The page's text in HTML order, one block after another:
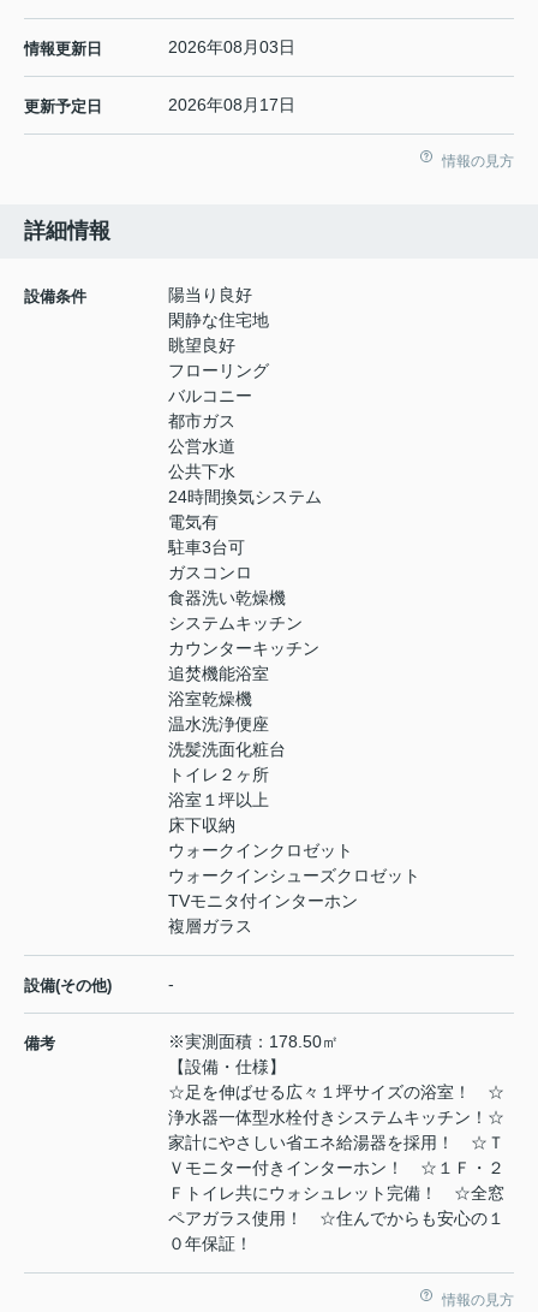
情報更新日 2026年08月03日
更新予定日 2026年08月17日
情報の見方
詳細情報
設備条件
陽当り良好
閑静な住宅地
眺望良好
フローリング
バルコニー
都市ガス
公営水道
公共下水
24時間換気システム
電気有
駐車3台可
ガスコンロ
食器洗い乾燥機
システムキッチン
カウンターキッチン
追焚機能浴室
浴室乾燥機
温水洗浄便座
洗髪洗面化粧台
トイレ２ヶ所
浴室１坪以上
床下収納
ウォークインクロゼット
ウォークインシューズクロゼット
TVモニタ付インターホン
複層ガラス
設備(その他) -
備考
※実測面積：178.50㎡
【設備・仕様】
☆足を伸ばせる広々１坪サイズの浴室！ ☆
浄水器一体型水栓付きシステムキッチン！☆
家計にやさしい省エネ給湯器を採用！ ☆Ｔ
Ｖモニター付きインターホン！ ☆１Ｆ・２
Ｆトイレ共にウォシュレット完備！ ☆全窓
ペアガラス使用！ ☆住んでからも安心の１
０年保証！
情報の見方